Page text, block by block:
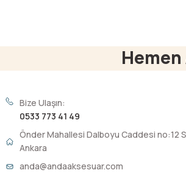
Bize Ulaşın:
0533 773 41 49
Önder Mahallesi Dalboyu Caddesi no:12
Ankara
anda@andaaksesuar.com